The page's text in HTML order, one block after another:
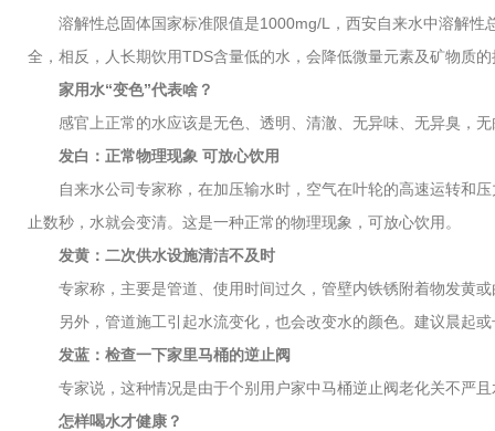
溶解性总固体国家标准限值是1000mg/L，西安自来水中溶解性
全，相反，人长期饮用TDS含量低的水，会降低微量元素及矿物质
家用水“变色”代表啥？
感官上正常的水应该是无色、透明、清澈、无异味、无异臭，无
发白：正常物理现象 可放心饮用
自来水公司专家称，在加压输水时，空气在叶轮的高速运转和压
止数秒，水就会变清。这是一种正常的物理现象，可放心饮用。
发黄：二次供水设施清洁不及时
专家称，主要是管道、使用时间过久，管壁内铁锈附着物发黄或
另外，管道施工引起水流变化，也会改变水的颜色。建议晨起或
发蓝：检查一下家里马桶的逆止阀
专家说，这种情况是由于个别用户家中马桶逆止阀老化关不严且
怎样喝水才健康？